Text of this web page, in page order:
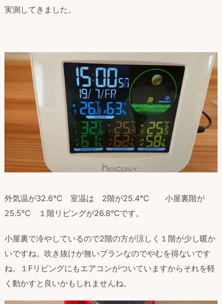
実測してきました。
外気温が32.6℃ 室温は 2階が25.4℃ 小屋裏階が
25.5℃ １階リビングが26.8℃です。
小屋裏で冷やしているので2階の方が涼しく１階が少し暖か
いですね。吹き抜けが無いプランなのでやむを得ないです
ね。１Fリビングにもエアコンがついていますからそれを軽
く動かすと良いかもしれませんね。